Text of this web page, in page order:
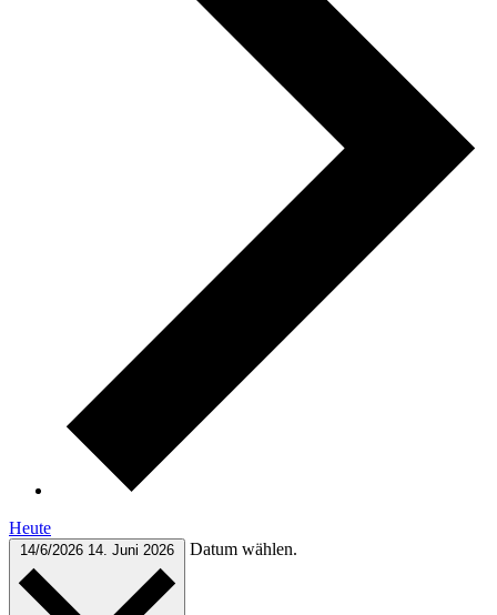
Heute
14/6/2026 14. Juni 2026 Datum wählen.